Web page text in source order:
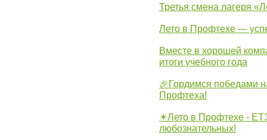
Третья смена лагеря
Лето в Профтехе —
Вместе в хорошей
итоги учебного года
🎉Гордимся победами
Профтеха!
☀Лето в Профтехе -
любознательных!